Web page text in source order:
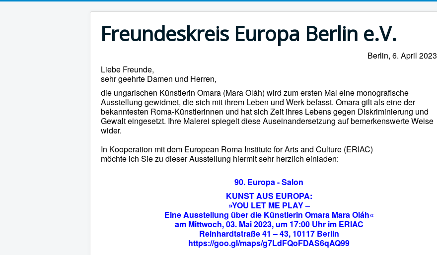
Freundeskreis Europa Berlin e.V.
Berlin, 6. April 2023
Liebe Freunde,
sehr geehrte Damen und Herren,
die ungarischen Künstlerin Omara (Mara Oláh) wird zum ersten Mal eine monografische
Ausstellung gewidmet, die sich mit ihrem Leben und Werk befasst. Omara gilt als eine der
bekanntesten Roma-Künstlerinnen und hat sich Zeit ihres Lebens gegen Diskriminierung und
Gewalt eingesetzt. Ihre Malerei spiegelt diese Auseinandersetzung auf bemerkenswerte Weise
wider.
In Kooperation mit dem European Roma Institute for Arts and Culture (ERIAC)
möchte ich Sie zu dieser Ausstellung hiermit sehr herzlich einladen:
90. Europa - Salon
KUNST AUS EUROPA:
»YOU LET ME PLAY –
Eine Ausstellung über die Künstlerin Omara Mara Oláh«
am Mittwoch, 03. Mai 2023, um 17:00 Uhr im ERIAC
Reinhardtstraße 41 – 43, 10117 Berlin
https://goo.gl/maps/g7LdFQoFDAS6qAQ99